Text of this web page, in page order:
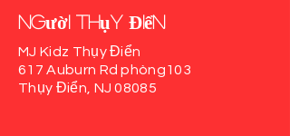
người Thụy Điển
MJ Kidz Thụy Điển
617 Auburn Rdphòng103
Thụy Điển, NJ 08085